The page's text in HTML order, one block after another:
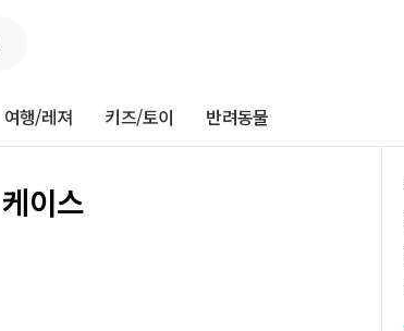
여행/레져 키즈/토이 반려동물
이스